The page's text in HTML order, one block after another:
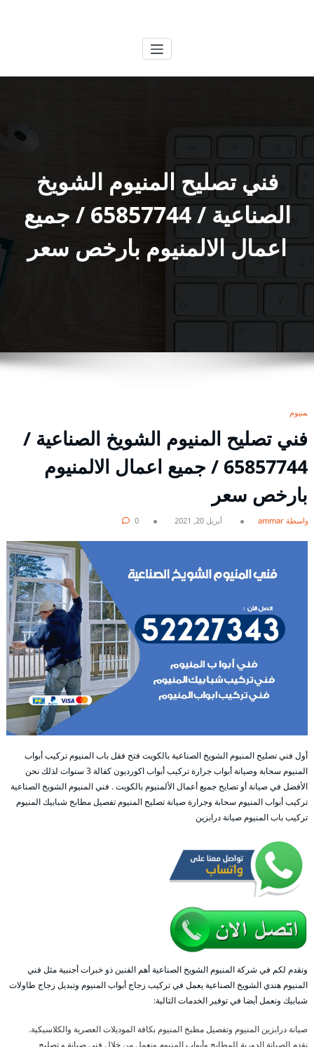
فني تصليح المنيوم الشويخ
الصناعية / 65857744 / جميع
اعمال الالمنيوم بارخص سعر
المنيوم
فني تصليح المنيوم الشويخ الصناعية /
65857744 / جميع اعمال الالمنيوم
بارخص سعر
بواسطة ammar أبريل 20, 2021 0
أول فني تصليح المنيوم الشويخ الصناعية بالكويت فتح فقل باب المنيوم تركيب أبواب
المنيوم سحابة وصيانة أبواب جرارة تركيب أبواب اكورديون كفالة 3 سنوات لذلك نحن
الأفضل في صيانة أو تصايح جميع أعمال الألمنيوم بالكويت . فني المنيوم الشويخ الصناعية
تركيب أبواب المنيوم سحابة وجرارة صيانة تصليح المنيوم تفصيل مطابخ شبابيك المنيوم
تركيب باب المنيوم صيانة درابزين
ونقدم لكم في شركة المنيوم الشويخ الصناعية أهم الفنين ذو خبرات أجنبية مثل فني
المنيوم هندي الشويخ الصناعية يعمل في تركيب زجاج أبواب المنيوم وتبديل زجاج طاولات
شبابيك ونعمل أيضا في توفير الخدمات التالية:
صيانة درابزين المنيوم وتفصيل مطبخ المنيوم بكافة الموديلات العصرية والكلاسيكية.